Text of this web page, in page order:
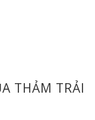
THẢM TRẢI